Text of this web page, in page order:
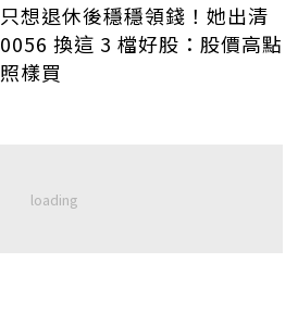
只想退休後穩穩領錢！她出清
0056 換這 3 檔好股：股價高點
照樣買